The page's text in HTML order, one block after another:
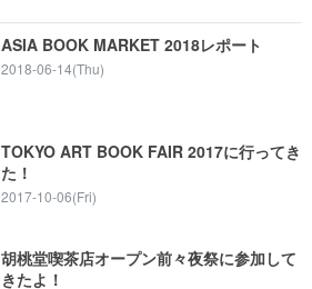
ASIA BOOK MARKET 2018レポート
2018-06-14(Thu)
TOKYO ART BOOK FAIR 2017に行ってき
た！
2017-10-06(Fri)
胡桃堂喫茶店オープン前々夜祭に参加して
きたよ！